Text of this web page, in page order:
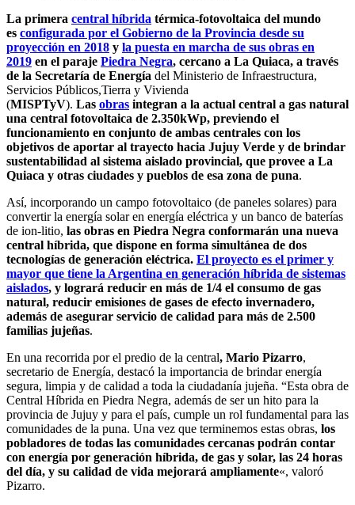
La primera central híbrida térmica-fotovoltaica del mundo
es configurada por el Gobierno de la Provincia desde su
proyección en 2018 y la puesta en marcha de sus obras en
2019 en el paraje Piedra Negra, cercano a La Quiaca, a través
de la Secretaría de Energía del Ministerio de Infraestructura,
Servicios Públicos,Tierra y Vivienda
(MISPTyV). Las obras integran a la actual central a gas natural
una central fotovoltaica de 2.350kWp, previendo el
funcionamiento en conjunto de ambas centrales con los
objetivos de aportar al trayecto hacia Jujuy Verde y de brindar
sustentabilidad al sistema aislado provincial, que provee a La
Quiaca y otras ciudades y pueblos de esa zona de puna.
Así, incorporando un campo fotovoltaico (de paneles solares) para
convertir la energía solar en energía eléctrica y un banco de baterías
de ion-litio, las obras en Piedra Negra conformarán una nueva
central híbrida, que dispone en forma simultánea de dos
tecnologías de generación eléctrica. El proyecto es el primer y
mayor que tiene la Argentina en generación híbrida de sistemas
aislados, y logrará reducir en más de 1/4 el consumo de gas
natural, reducir emisiones de gases de efecto invernadero,
además de asegurar servicio de calidad para más de 2.500
familias jujeñas.
En una recorrida por el predio de la central, Mario Pizarro,
secretario de Energía, destacó la importancia de brindar energía
segura, limpia y de calidad a toda la ciudadanía jujeña. “Esta obra de
Central Híbrida en Piedra Negra, además de ser un hito para la
provincia de Jujuy y para el país, cumple un rol fundamental para las
comunidades de la puna. Una vez que terminemos estas obras, los
pobladores de todas las comunidades cercanas podrán contar
con energía por generación híbrida, de gas y solar, las 24 horas
del día, y su calidad de vida mejorará ampliamente«, valoró
Pizarro.